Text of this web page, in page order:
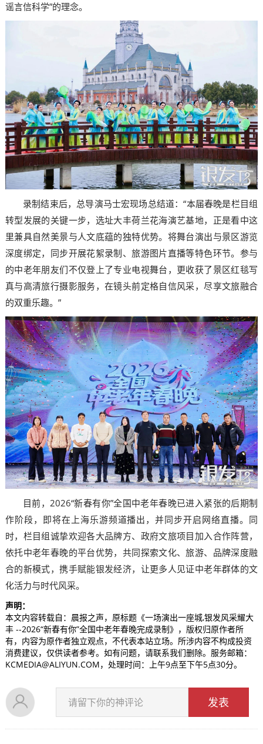
谣言信科学”的理念。
录制结束后，总导演马士宏现场总结道：“本届春晚是栏目组
转型发展的关键一步，选址大丰荷兰花海演艺基地，正是看中这
里兼具自然美景与人文底蕴的独特优势。将舞台演出与景区游览
深度绑定，同步开展花絮录制、旅游图片直播等特色环节。参与
的中老年朋友们不仅登上了专业电视舞台，更收获了景区红毯写
真与高清旅行摄影服务，在镜头前定格自信风采，尽享文旅融合
的双重乐趣。”
目前，2026“新春有你”全国中老年春晚已进入紧张的后期制
作阶段，即将在上海乐游频道播出，并同步开启网络直播。同
时，栏目组诚挚欢迎各大品牌方、政府文旅项目加入合作阵营，
依托中老年春晚的平台优势，共同探索文化、旅游、品牌深度融
合的新模式，携手赋能银发经济，让更多人见证中老年群体的文
化活力与时代风采。
声明：
本文内容转载自：晨报之声，原标题《一场演出一座城,银发风采耀大
丰 --2026“新春有你”全国中老年春晚完成录制》，版权归原作者所
有，内容为原作者独立观点，不代表本站立场。所涉内容不构成投资
消费建议，仅供读者参考。如有问题，请联系我们删除。服务邮箱：
KCMEDIA@ALIYUN.COM，处理时间：上午9点至下午5点30分。
请留下你的神评论 发表